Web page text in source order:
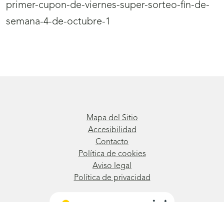
primer-cupon-de-viernes-super-sorteo-fin-de-
semana-4-de-octubre-1
Mapa del Sitio
Accesibilidad
Contacto
Política de cookies
Aviso legal
Política de privacidad